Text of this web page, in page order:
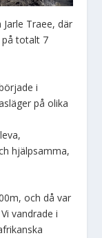
Traee, där
på totalt 7
i
på olika
hjälpsamma,
och då var
vandrade i